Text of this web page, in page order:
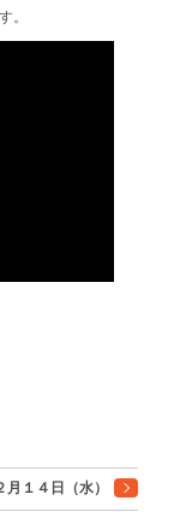
。
月１４日（水）